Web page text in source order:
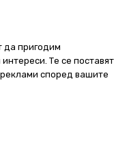
да пригодим
Те се поставят
според вашите